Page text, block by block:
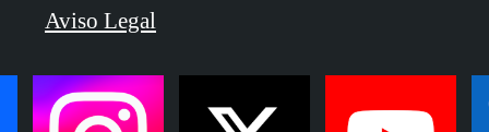
Aviso Legal